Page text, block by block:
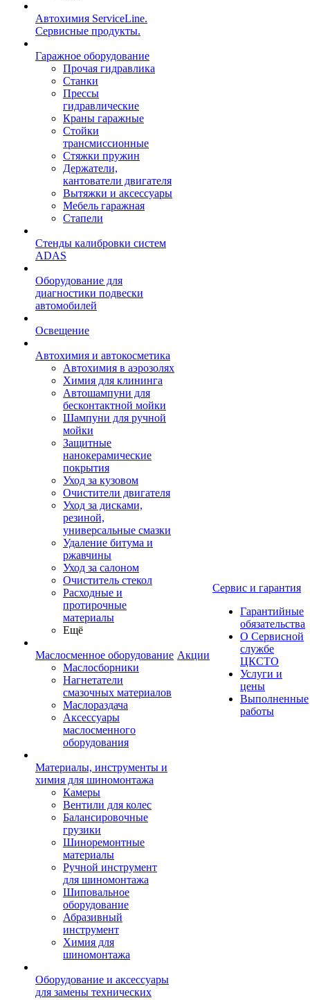
Автохимия ServiceLine.
Сервисные продукты.
Гаражное оборудование
Прочая гидравлика
Станки
Прессы
гидравлические
Краны гаражные
Стойки
трансмиссионные
Стяжки пружин
Держатели,
кантователи двигателя
Вытяжки и аксессуары
Мебель гаражная
Стапели
Стенды калибровки систем
ADAS
Оборудование для
диагностики подвески
автомобилей
Освещение
Автохимия и автокосметика
Автохимия в аэрозолях
Химия для клининга
Автошампуни для
бесконтактной мойки
Шампуни для ручной
мойки
Защитные
нанокерамические
покрытия
Уход за кузовом
Очистители двигателя
Уход за дисками,
резиной,
универсальные смазки
Удаление битума и
ржавчины
Уход за салоном
Очиститель стекол
Расходные и
протирочные
материалы
Ещё
Маслосменное оборудование
Маслосборники
Нагнетатели
смазочных материалов
Маслораздача
Аксессуары
маслосменного
оборудования
Материалы, инструменты и
химия для шиномонтажа
Камеры
Вентили для колес
Балансировочные
грузики
Шиноремонтные
материалы
Ручной инструмент
для шиномонтажа
Шиповальное
оборудование
Абразивный
инструмент
Химия для
шиномонтажа
Оборудование и аксессуары
для замены технических
Акции
Сервис и гарантия
Гарантийные
обязательства
О Сервисной
службе
ЦКСТО
Услуги и
цены
Выполненные
работы